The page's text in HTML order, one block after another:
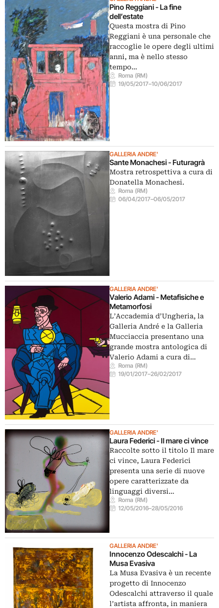
Pino Reggiani - La fine
dell’estate
Questa mostra di Pino
Reggiani è una personale che
raccoglie le opere degli ultimi
anni, ma è nello stesso
tempo…
Roma (RM)
19/05/2017–10/06/2017
GALLERIA ANDRE'
Sante Monachesi - Futuragrà
Mostra retrospettiva a cura di
Donatella Monachesi.
Roma (RM)
06/04/2017–06/05/2017
GALLERIA ANDRE'
Valerio Adami - Metafisiche e
Metamorfosi
L’Accademia d’Ungheria, la
Galleria André e la Galleria
Mucciaccia presentano una
grande mostra antologica di
Valerio Adami a cura di…
Roma (RM)
19/01/2017–26/02/2017
GALLERIA ANDRE'
Laura Federici - Il mare ci vince
Raccolte sotto il titolo Il mare
ci vince, Laura Federici
presenta una serie di nuove
opere caratterizzate da
linguaggi diversi…
Roma (RM)
12/05/2016–28/05/2016
GALLERIA ANDRE'
Innocenzo Odescalchi - La
Musa Evasiva
La Musa Evasiva è un recente
progetto di Innocenzo
Odescalchi attraverso il quale
l’artista affronta, in maniera